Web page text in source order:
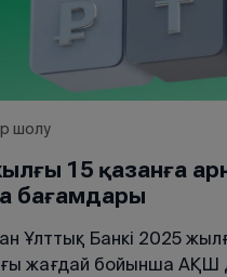
шолу
15 қазанға
бағамдары
Ұлттық Банкі 2025
жағдай бойынша АҚШ